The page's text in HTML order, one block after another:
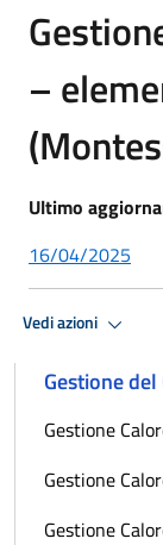
–
Ultimo
16/04/2025
Vedi azioni
Gestione
Gestione
Gestione
Gestione